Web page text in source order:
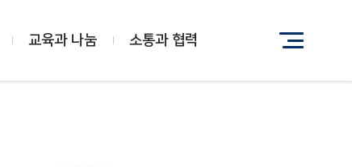
교육과 나눔 소통과 협력